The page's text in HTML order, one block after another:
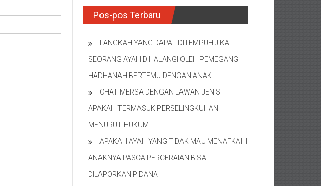
Pos-pos Terbaru
LANGKAH YANG DAPAT DITEMPUH JIKA
SEORANG AYAH DIHALANGI OLEH PEMEGANG
HADHANAH BERTEMU DENGAN ANAK
CHAT MERSA DENGAN LAWAN JENIS
APAKAH TERMASUK PERSELINGKUHAN
MENURUT HUKUM
APAKAH AYAH YANG TIDAK MAU MENAFKAHI
ANAKNYA PASCA PERCERAIAN BISA
DILAPORKAN PIDANA